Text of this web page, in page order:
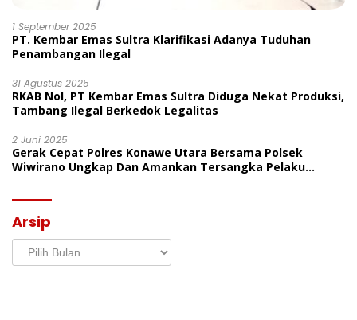
1 September 2025
PT. Kembar Emas Sultra Klarifikasi Adanya Tuduhan
Penambangan Ilegal
31 Agustus 2025
RKAB Nol, PT Kembar Emas Sultra Diduga Nekat Produksi,
Tambang Ilegal Berkedok Legalitas
2 Juni 2025
Gerak Cepat Polres Konawe Utara Bersama Polsek
Wiwirano Ungkap Dan Amankan Tersangka Pelaku
Arsip
Arsip